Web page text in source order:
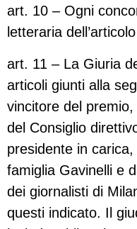
art. 10 – Ogni
letteraria
art. 11 – La Giuria
articoli giunti alla
vincitore del
del Consiglio
presidente in
famiglia Gavinelli e
dei giornalisti di
questi indicato. Il